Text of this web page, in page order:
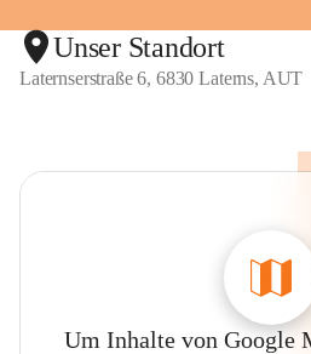
Unser Standort
Laternserstraße 6, 6830 Laterns, AUT
Um Inhalte von Google